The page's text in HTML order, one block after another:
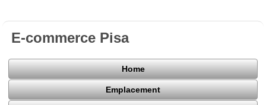
E-commerce Pisa
Home
Emplacement